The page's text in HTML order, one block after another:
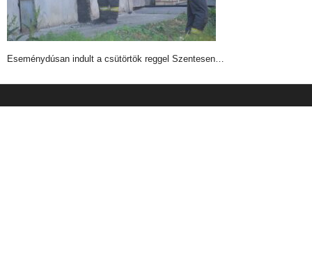
Eseménydúsan indult a csütörtök reggel Szentesen…